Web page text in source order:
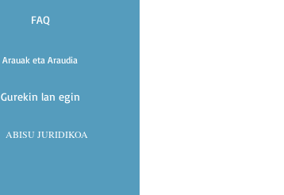
FAQ
Arauak eta Araudia
Gurekin lan egin
ABISU JURIDIKOA